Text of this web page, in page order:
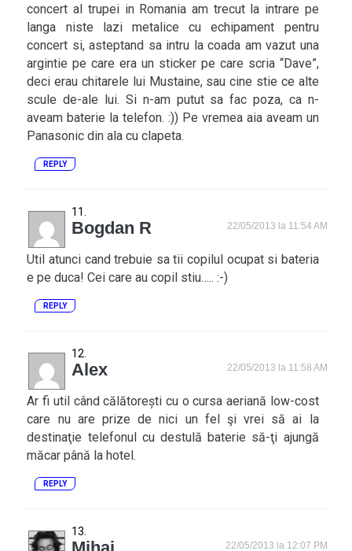
concert al trupei in Romania am trecut la intrare pe
langa niste lazi metalice cu echipament pentru
concert si, asteptand sa intru la coada am vazut una
argintie pe care era un sticker pe care scria “Dave”,
deci erau chitarele lui Mustaine, sau cine stie ce alte
scule de-ale lui. Si n-am putut sa fac poza, ca n-
aveam baterie la telefon. :)) Pe vremea aia aveam un
Panasonic din ala cu clapeta.
REPLY
Bogdan R 22/05/2013 la 11:54 AM
Util atunci cand trebuie sa tii copilul ocupat si bateria
e pe duca! Cei care au copil stiu….. :-)
REPLY
Alex 22/05/2013 la 11:58 AM
Ar fi util când călătorești cu o cursa aeriană low-cost
care nu are prize de nici un fel şi vrei să ai la
destinaţie telefonul cu destulă baterie să-ţi ajungă
măcar până la hotel.
REPLY
22/05/2013 la 12:07 PM